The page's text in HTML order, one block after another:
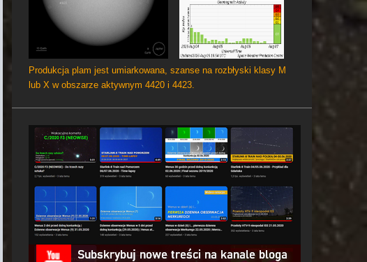
Produkcja plam jest umiarkowana, szanse na rozbłyski klasy M
lub X w obszarze aktywnym 4420 i 4423.